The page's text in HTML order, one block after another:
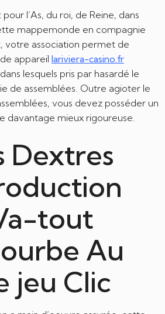
l’As, du roi, de Reine, dans
mappemonde en compagnie
votre association permet de
appareil lariviera-casino.fr
lesquels pris par hasardé le
de assemblées. Outre agioter le
vous devez posséder un
davantage mieux rigoureuse.
Dextres
tout
Au
jeu Clic